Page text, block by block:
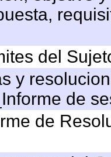
del
y
de
de